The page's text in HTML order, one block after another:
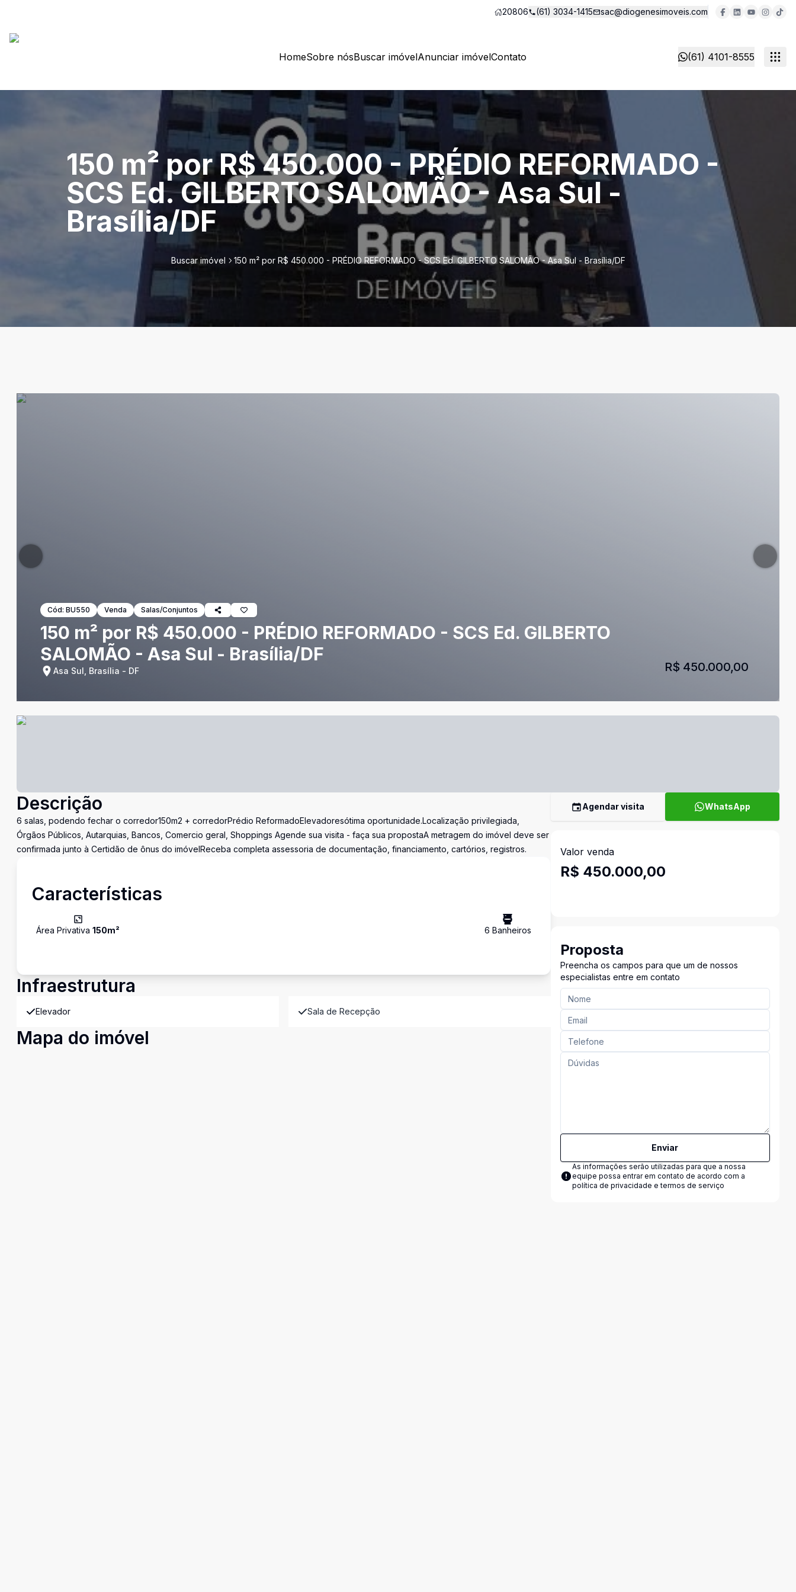
20806 (61) 3034-1415 sac@diogenesimoveis.com
HomeSobre nósBuscar imóvelAnunciar imóvelContato (61) 4101-8555
150 m² por R$ 450.000 - PRÉDIO REFORMADO -
SCS Ed. GILBERTO SALOMÃO - Asa Sul -
Brasília/DF
Buscar imóvel 150 m² por R$ 450.000 - PRÉDIO REFORMADO - SCS Ed. GILBERTO SALOMÃO - Asa Sul - Brasília/DF
Cód: BU550 Venda Salas/Conjuntos
150 m² por R$ 450.000 - PRÉDIO REFORMADO - SCS Ed. GILBERTO
SALOMÃO - Asa Sul - Brasília/DF
Asa Sul, Brasília - DF R$ 450.000,00
Descrição
6 salas, podendo fechar o corredor150m2 + corredorPrédio ReformadoElevadoresótima oportunidade.Localização privilegiada,
Órgãos Públicos, Autarquias, Bancos, Comercio geral, Shoppings Agende sua visita - faça sua propostaA metragem do imóvel deve ser
confirmada junto à Certidão de ônus do imóvelReceba completa assessoria de documentação, financiamento, cartórios, registros.
Características
Área Privativa 150m² 6 Banheiros
Infraestrutura
Elevador Sala de Recepção
Mapa do imóvel
Agendar visita WhatsApp
Valor venda
R$ 450.000,00
Proposta
Preencha os campos para que um de nossos
especialistas entre em contato
Enviar
As informações serão utilizadas para que a nossa
equipe possa entrar em contato de acordo com a
política de privacidade e termos de serviço